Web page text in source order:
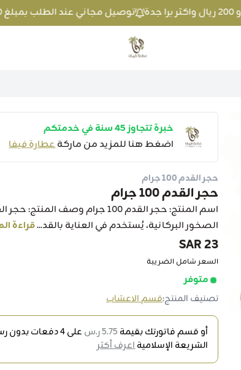
توصيل مجاني عند الطلب بمبلغ 100 ريال واكثر داخل جدة و 200 ريال واكثر برا جدة
متجر عطارة فيفا
خبرة تتجاوز 45 سنة في خدمتكم
اضغط هنا للمزيد من ماركةعطارة فيفا
حجر القدم 100 جرام
حجر القدم 100 جرام
الصخور البركانية، يُستخدم في العناية بالقد...قراءة
23 SAR
السعر شامل الضريبة
متوفر
تصنيف المنتج:قسم الاعشاب
أو قسم فاتورتك بقيمة 5.75 ر.س على4دفعات بدون
الشريعة الإسلاميةاعرف أكثر